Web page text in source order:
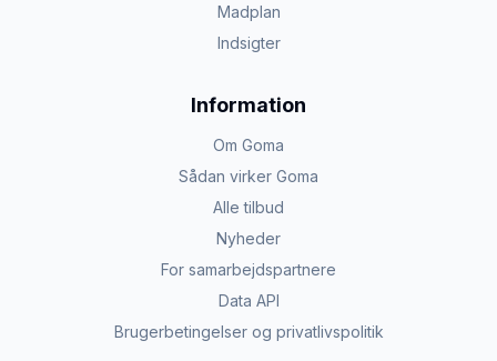
Madplan
Indsigter
Information
Om Goma
Sådan virker Goma
Alle tilbud
Nyheder
For samarbejdspartnere
Data API
Brugerbetingelser og privatlivspolitik